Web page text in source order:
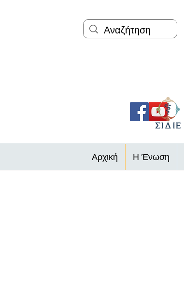
Αρχική Η Ένωση